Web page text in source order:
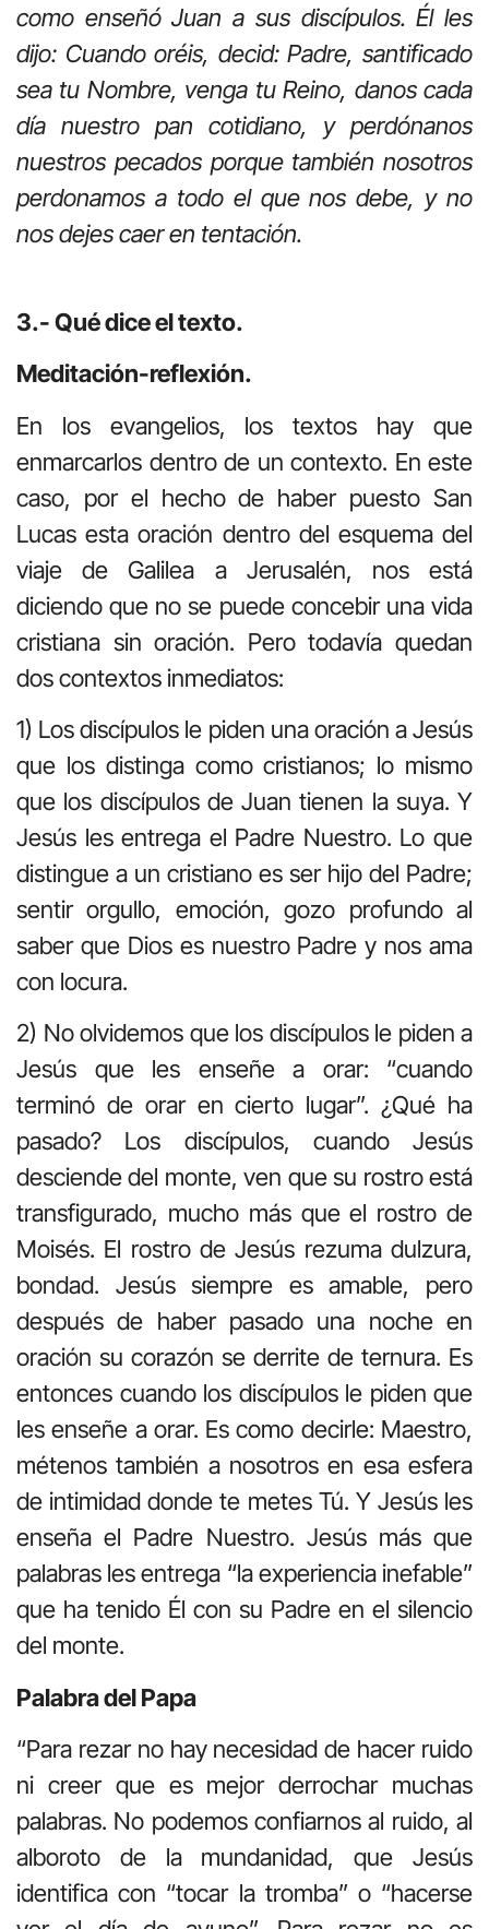
como enseñó Juan a sus discípulos. Él les
dijo: Cuando oréis, decid: Padre, santificado
sea tu Nombre, venga tu Reino, danos cada
día nuestro pan cotidiano, y perdónanos
nuestros pecados porque también nosotros
perdonamos a todo el que nos debe, y no
nos dejes caer en tentación.
3.- Qué dice el texto.
Meditación-reflexión.
En los evangelios, los textos hay que
enmarcarlos dentro de un contexto. En este
caso, por el hecho de haber puesto San
Lucas esta oración dentro del esquema del
viaje de Galilea a Jerusalén, nos está
diciendo que no se puede concebir una vida
cristiana sin oración. Pero todavía quedan
dos contextos inmediatos:
1) Los discípulos le piden una oración a Jesús
que los distinga como cristianos; lo mismo
que los discípulos de Juan tienen la suya. Y
Jesús les entrega el Padre Nuestro. Lo que
distingue a un cristiano es ser hijo del Padre;
sentir orgullo, emoción, gozo profundo al
saber que Dios es nuestro Padre y nos ama
con locura.
2) No olvidemos que los discípulos le piden a
Jesús que les enseñe a orar: “cuando
terminó de orar en cierto lugar”. ¿Qué ha
pasado? Los discípulos, cuando Jesús
desciende del monte, ven que su rostro está
transfigurado, mucho más que el rostro de
Moisés. El rostro de Jesús rezuma dulzura,
bondad. Jesús siempre es amable, pero
después de haber pasado una noche en
oración su corazón se derrite de ternura. Es
entonces cuando los discípulos le piden que
les enseñe a orar. Es como decirle: Maestro,
métenos también a nosotros en esa esfera
de intimidad donde te metes Tú. Y Jesús les
enseña el Padre Nuestro. Jesús más que
palabras les entrega “la experiencia inefable”
que ha tenido Él con su Padre en el silencio
del monte.
Palabra del Papa
“Para rezar no hay necesidad de hacer ruido
ni creer que es mejor derrochar muchas
palabras. No podemos confiarnos al ruido, al
alboroto de la mundanidad, que Jesús
identifica con “tocar la tromba” o “hacerse